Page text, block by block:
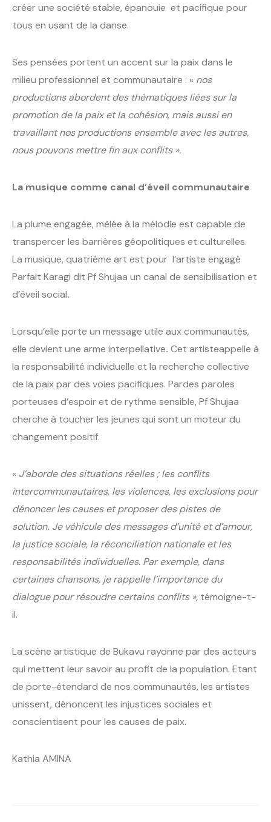
créer une société stable, épanouie et pacifique pour
tous en usant de la danse.
Ses pensées portent un accent sur la paix dans le
milieu professionnel et communautaire : « nos
productions abordent des thématiques liées sur la
promotion de la paix et la cohésion, mais aussi en
travaillant nos productions ensemble avec les autres,
nous pouvons mettre fin aux conflits ».
La musique comme canal d’éveil communautaire
La plume engagée, mêlée à la mélodie est capable de
transpercer les barrières géopolitiques et culturelles.
La musique, quatrième art est pour l’artiste engagé
Parfait Karagi dit Pf Shujaa un canal de sensibilisation et
d’éveil social.
Lorsqu’elle porte un message utile aux communautés,
elle devient une arme interpellative. Cet artisteappelle à
la responsabilité individuelle et la recherche collective
de la paix par des voies pacifiques. Pardes paroles
porteuses d’espoir et de rythme sensible, Pf Shujaa
cherche à toucher les jeunes qui sont un moteur du
changement positif.
« J’aborde des situations réelles ; les conflits
intercommunautaires, les violences, les exclusions pour
dénoncer les causes et proposer des pistes de
solution. Je véhicule des messages d’unité et d’amour,
la justice sociale, la réconciliation nationale et les
responsabilités individuelles. Par exemple, dans
certaines chansons, je rappelle l’importance du
dialogue pour résoudre certains conflits », témoigne-t-
il.
La scène artistique de Bukavu rayonne par des acteurs
qui mettent leur savoir au profit de la population. Etant
de porte-étendard de nos communautés, les artistes
unissent, dénoncent les injustices sociales et
conscientisent pour les causes de paix.
Kathia AMINA